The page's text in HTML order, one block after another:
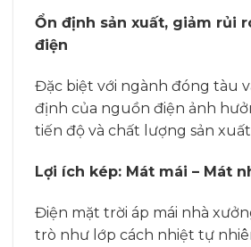
Ổn định sản xuất, giảm rủi
điện
Đặc biệt với ngành đóng tàu
định của nguồn điện ảnh
tiến độ và chất lượng sản
Lợi ích kép: Mát mái – Mát
Điện mặt trời áp mái nhà
trò như lớp cách nhiệt tự